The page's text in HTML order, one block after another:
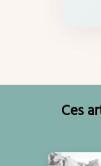
Ces articles que vous pourriez